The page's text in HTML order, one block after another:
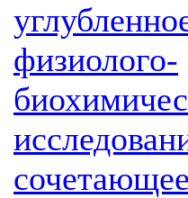
физиолого-
сочетающее